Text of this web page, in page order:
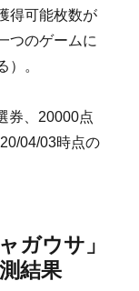
得可能枚数が
つのゲームに
）。
券、20000点
04/03時点の
ガウサ」
結果